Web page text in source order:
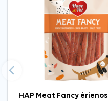
HAP Meat Fancy ėrienos
Ankstesnis